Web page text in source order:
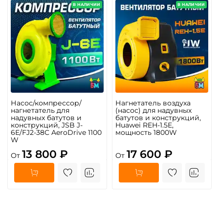
В НАЛИЧИИ
Насос/компрессор/
нагнетатель для
надувных батутов и
конструкций, JSB J-
6E/FJ2-38C AeroDrive 1100
W
От 13 800 ₽
В НАЛИЧИИ
Нагнетатель воздуха
(насос) для надувных
батутов и конструкций,
Huawei REH-1.5E,
мощность 1800W
От 17 600 ₽